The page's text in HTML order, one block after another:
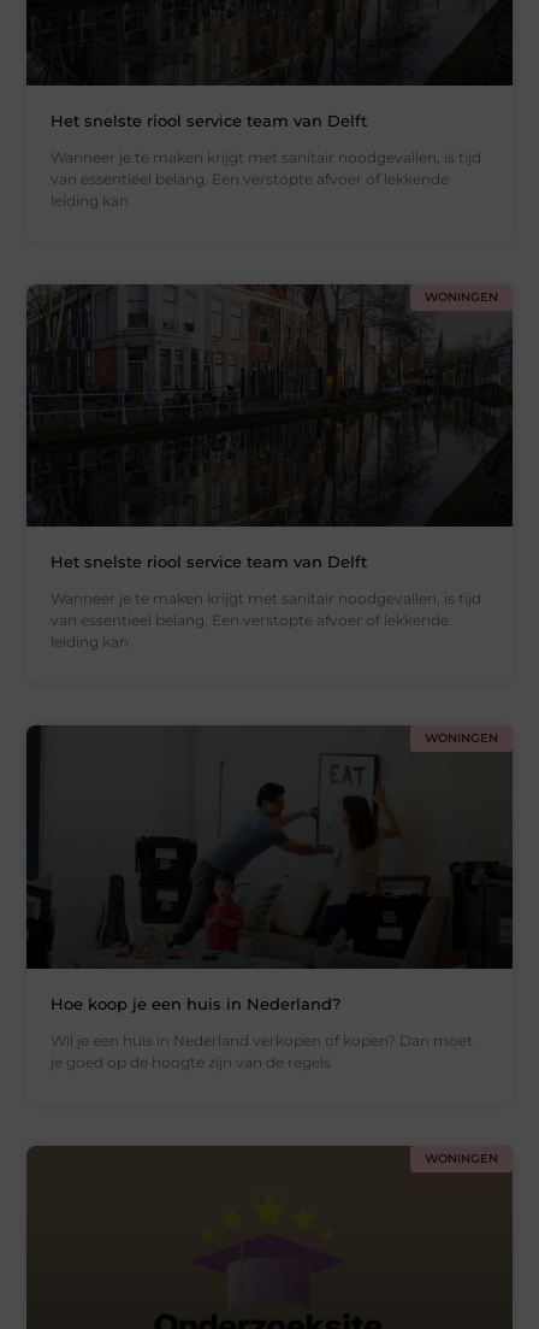
Het snelste riool service team van Delft
Wanneer je te maken krijgt met sanitair noodgevallen, is tijd
van essentieel belang. Een verstopte afvoer of lekkende
leiding kan
WONINGEN
Het snelste riool service team van Delft
Wanneer je te maken krijgt met sanitair noodgevallen, is tijd
van essentieel belang. Een verstopte afvoer of lekkende
leiding kan
WONINGEN
Hoe koop je een huis in Nederland?
Wil je een huis in Nederland verkopen of kopen? Dan moet
je goed op de hoogte zijn van de regels
WONINGEN